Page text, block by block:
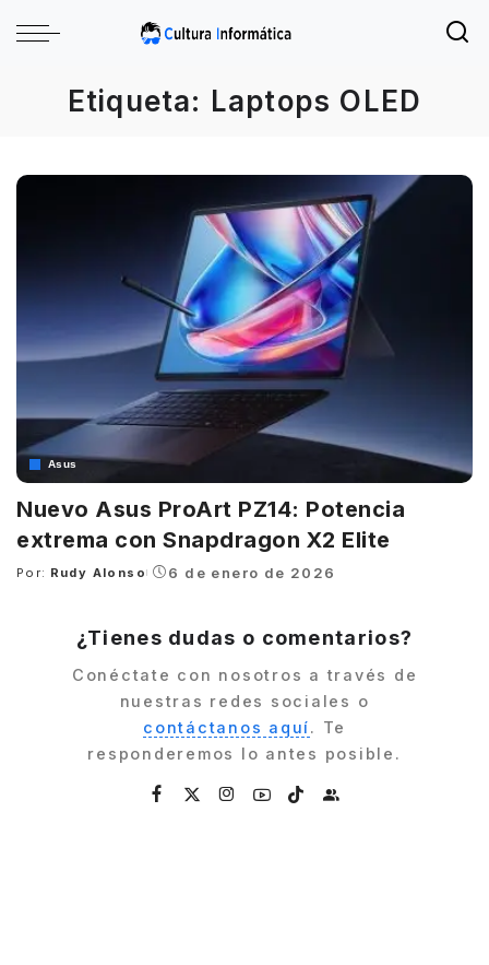
Etiqueta: Laptops OLED
Asus
Nuevo Asus ProArt PZ14: Potencia
extrema con Snapdragon X2 Elite
Posted
Por: Rudy Alonso 6 de enero de 2026
¿Tienes dudas o comentarios?
Conéctate con nosotros a través de
nuestras redes sociales o
contáctanos aquí. Te
responderemos lo antes posible.